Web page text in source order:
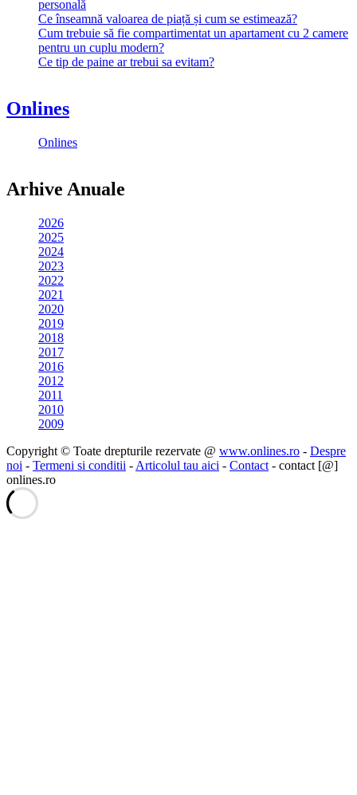
personală
Ce înseamnă valoarea de piață și cum se estimează?
Cum trebuie să fie compartimentat un apartament cu 2 camere
pentru un cuplu modern?
Ce tip de paine ar trebui sa evitam?
Onlines
Onlines
Arhive Anuale
2026
2025
2024
2023
2022
2021
2020
2019
2018
2017
2016
2012
2011
2010
2009
Copyright © Toate drepturile rezervate @ www.onlines.ro - Despre
noi - Termeni si conditii - Articolul tau aici - Contact - contact [@]
onlines.ro